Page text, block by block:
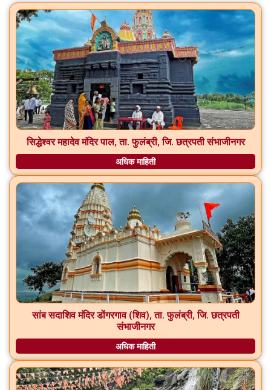
सिद्धेश्वर महादेव मंदिर पाल, ता. फुलंब्री, जि. छत्रपती संभाजीनगर
अधिक माहिती
सांब सदाशिव मंदिर डोंगरगाव (शिव), ता. फुलंब्री, जि. छत्रपती
संभाजीनगर
अधिक माहिती